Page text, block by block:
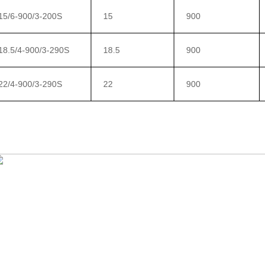
6-900/3-200S 15 900
4-900/3-290S 18.5 900
4-900/3-290S 22 900